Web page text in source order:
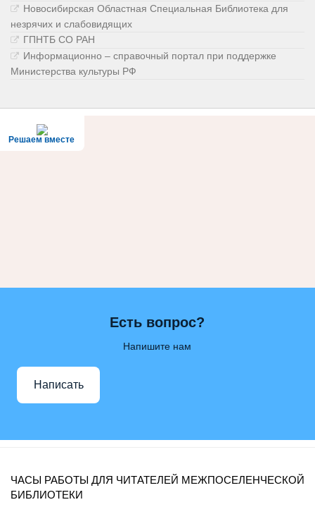
Новосибирская Областная Специальная Библиотека для
незрячих и слабовидящих
ГПНТБ СО РАН
Информационно – справочный портал при поддержке
Министерства культуры РФ
Решаем вместе
Есть вопрос?
Напишите нам
Написать
ЧАСЫ РАБОТЫ ДЛЯ ЧИТАТЕЛЕЙ МЕЖПОСЕЛЕНЧЕСКОЙ
БИБЛИОТЕКИ